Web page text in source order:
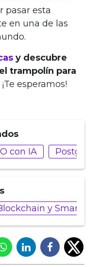
pasar esta
en una de las
y descubre
trampolín para
¡Te esperamos!
con IA
y Smart